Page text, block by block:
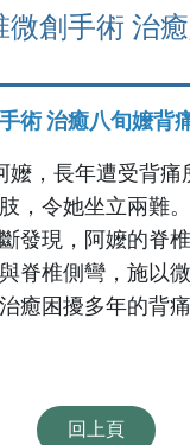
創手術 治
術 治癒八旬嬤背
嬤，長年遭受背
，令她坐立兩難
發現，阿嬤的脊
脊椎側彎，施以
癒困擾多年的背痛
回上頁